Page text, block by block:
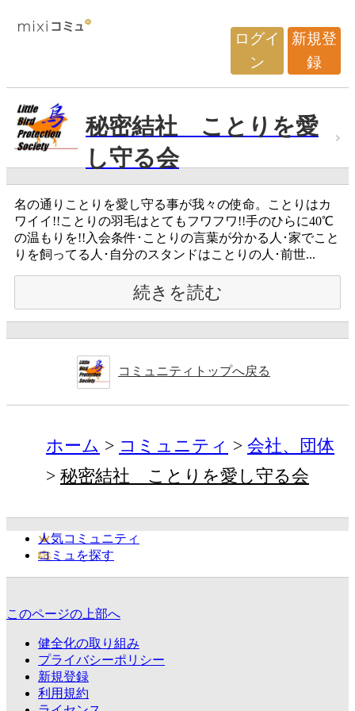
ログイ
ン
新規登
録
秘密結社 ことりを愛
し守る会
名の通りことりを愛し守る事が我々の使命。ことりはカ
ワイイ!!ことりの羽毛はとてもフワフワ!!手のひらに40℃
の温もりを!!入会条件･ことりの言葉が分かる人･家でこと
りを飼ってる人･自分のスタンドはことりの人･前世...
続きを読む
コミュニティトップへ戻る
ホーム コミュニティ
会社、団体
秘密結社 ことりを愛し守る会
人気コミュニティ
コミュを探す
このページの上部へ
健全化の取り組み
プライバシーポリシー
新規登録
利用規約